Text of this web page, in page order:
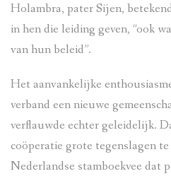
Holambra, pater Sijen,
in hen die leiding geven, “ook
van hun beleid”.
Het aanvankelijke
verband een nieuwe
verflauwde echter geleidelijk.
coöperatie grote tegenslagen
Nederlandse stamboekvee dat